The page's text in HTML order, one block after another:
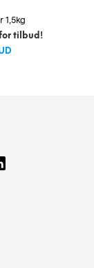
1,5kg
tilbud!